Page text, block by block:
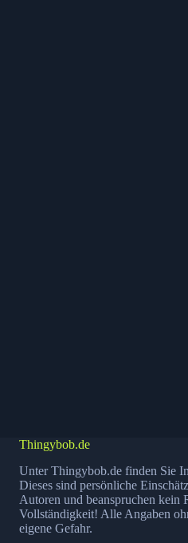
Thingybob.de
Unter Thingybob.de finden Sie
Dieses sind persönliche
Autoren und beanspruchen kein
Vollständigkeit! Alle Angaben
eigene Gefahr.